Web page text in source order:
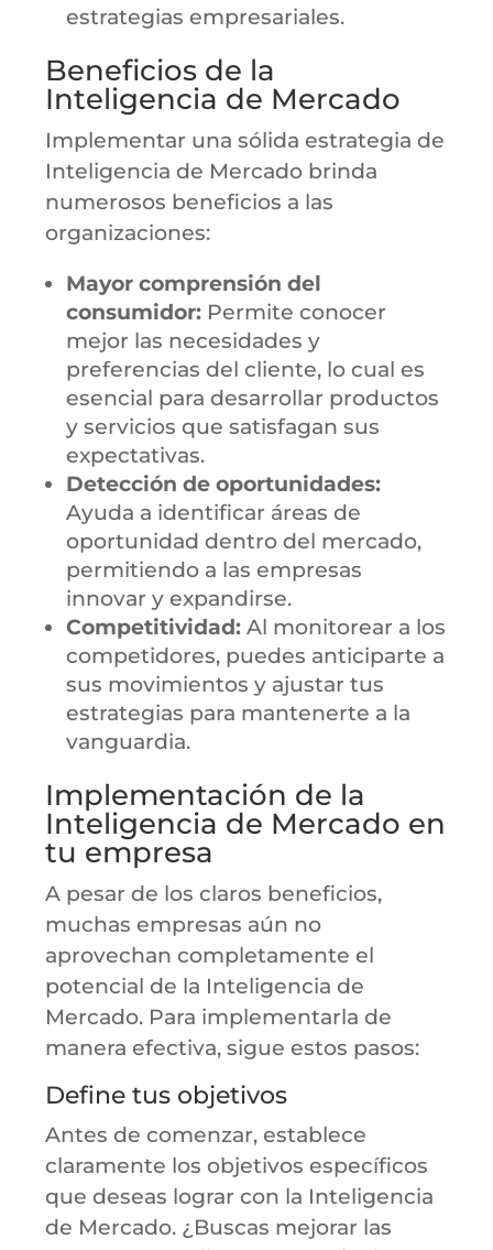
estrategias empresariales.
Beneficios de la
Inteligencia de Mercado
Implementar una sólida estrategia de
Inteligencia de Mercado brinda
numerosos beneficios a las
organizaciones:
Mayor comprensión del
consumidor: Permite conocer
mejor las necesidades y
preferencias del cliente, lo cual es
esencial para desarrollar productos
y servicios que satisfagan sus
expectativas.
Detección de oportunidades:
Ayuda a identificar áreas de
oportunidad dentro del mercado,
permitiendo a las empresas
innovar y expandirse.
Competitividad: Al monitorear a los
competidores, puedes anticiparte a
sus movimientos y ajustar tus
estrategias para mantenerte a la
vanguardia.
Implementación de la
Inteligencia de Mercado en
tu empresa
A pesar de los claros beneficios,
muchas empresas aún no
aprovechan completamente el
potencial de la Inteligencia de
Mercado. Para implementarla de
manera efectiva, sigue estos pasos:
Define tus objetivos
Antes de comenzar, establece
claramente los objetivos específicos
que deseas lograr con la Inteligencia
de Mercado. ¿Buscas mejorar las